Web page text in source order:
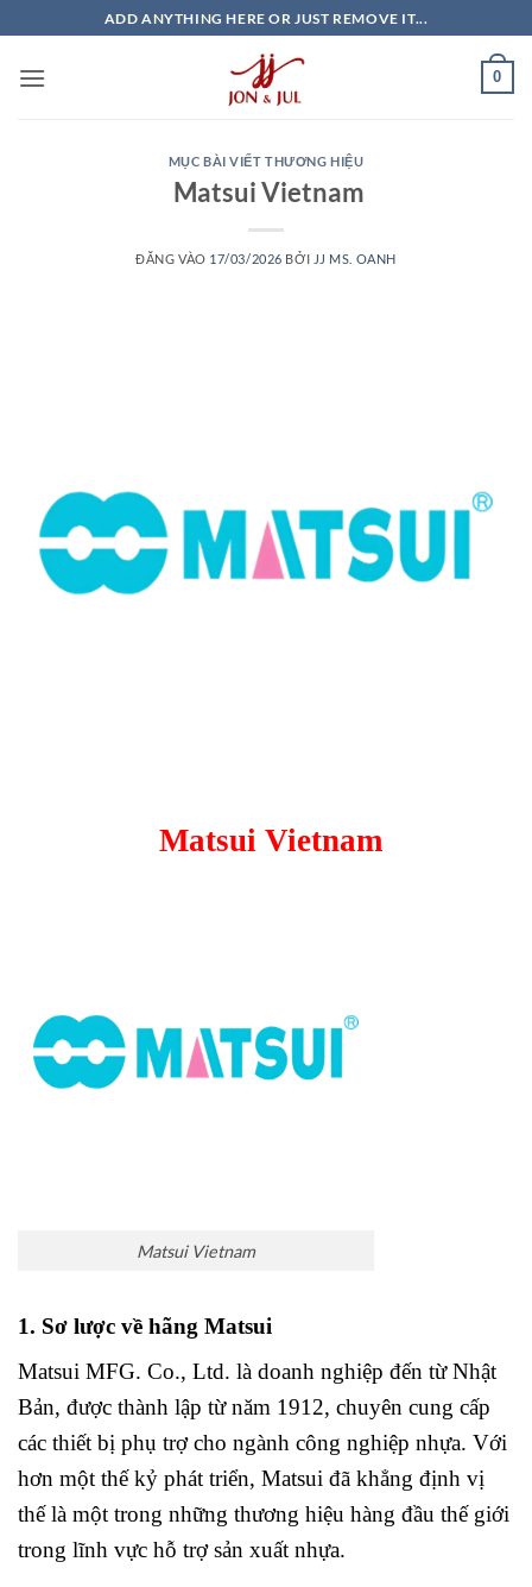
qua
nội
ADD ANYTHING HERE OR JUST REMOVE IT...
0
MỤC BÀI VIẾT THƯƠNG HIỆU
Matsui Vietnam
ĐĂNG VÀO 17/03/2026 BỞI JJ MS. OANH
Matsui Vietnam
Matsui Vietnam
1. Sơ lược về hãng Matsui
Matsui MFG. Co., Ltd. là doanh nghiệp đến từNhật
Bản, được thành lập từnăm 1912, chuyên cung cấp
các thiết bị phụ trợcho ngành công nghiệp nhựa. Với
hơn một thếkỷ phát triển, Matsui đã khẳng định vị
thếlà một trong những thương hiệu hàng đầu thế giới
trong lĩnh vực hỗ trợsản xuất nhựa.